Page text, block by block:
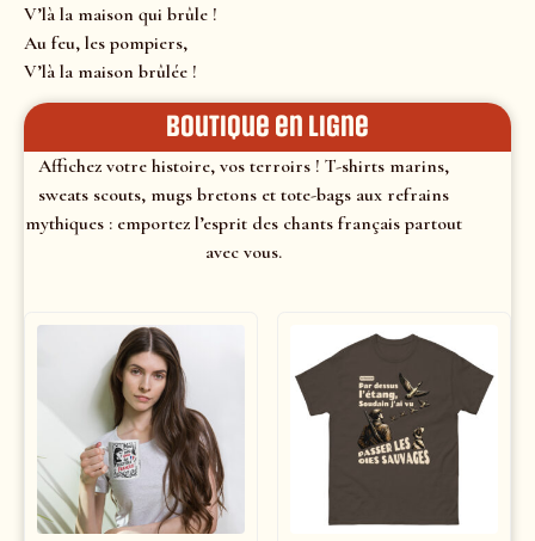
V’là la maison qui brûle !
Au feu, les pompiers,
V’là la maison brûlée !
Boutique en ligne
Affichez votre histoire, vos terroirs ! T-shirts marins,
sweats scouts, mugs bretons et tote-bags aux refrains
mythiques : emportez l’esprit des chants français partout
avec vous.